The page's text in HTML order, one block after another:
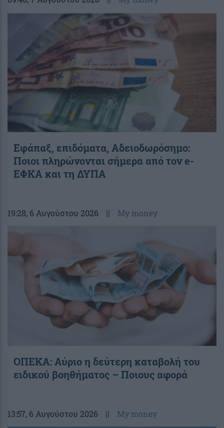
Εφάπαξ, επιδόματα, Αδειοδωρόσημο:
Ποιοι πληρώνονται σήμερα από τον e-
ΕΦΚΑ και τη ΔΥΠΑ
19:28, 6 Αυγούστου 2026 || My money
ΟΠΕΚΑ: Αύριο η δεύτερη καταβολή του
ειδικού βοηθήματος – Ποιους αφορά
13:57, 6 Αυγούστου 2026 || My money